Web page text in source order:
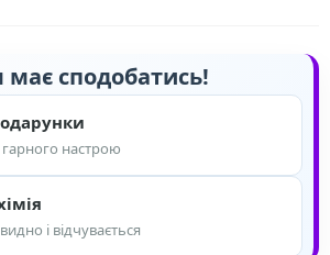
має сподобатись!
настрою
і відчувається